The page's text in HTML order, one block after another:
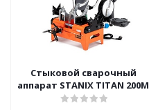
Стыковой сварочный
аппарат STANIX TITAN 200M